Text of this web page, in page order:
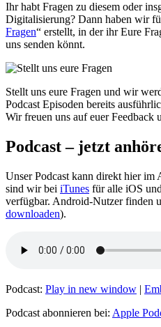
Ihr habt Fragen zu diesem oder
Digitalisierung? Dann haben wir
Fragen“ erstellt, in der ihr Eure
uns senden könnt.
Stellt uns eure Fragen und wir
Podcast Episoden bereits
Wir freuen uns auf euer Feedback
Podcast– jetzt
Unser Podcast kann direkt hier
sind wir bei iTunes für alle iOS
verfügbar. Android-Nutzer finden
downloaden).
Podcast: Play in new window |
Podcast abonnieren bei: Apple